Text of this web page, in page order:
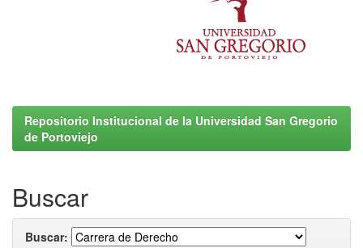
Repositorio Institucional de la Universidad San Gregorio
de Portoviejo
Buscar
Buscar: